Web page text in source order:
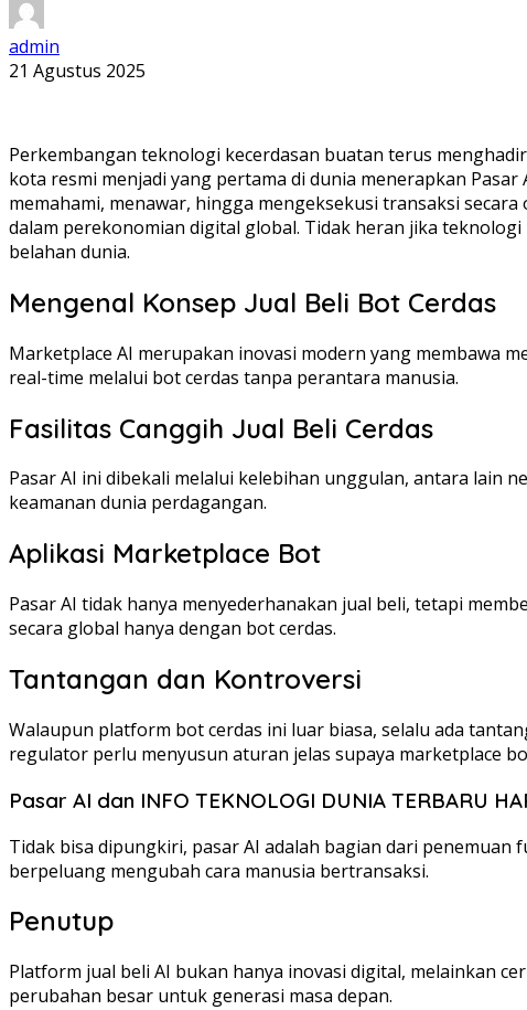
admin
21 Agustus 2025
Perkembangan teknologi kecerdasan buatan terus
kota resmi menjadi yang pertama di dunia menerapkan
memahami, menawar, hingga mengeksekusi transaksi
dalam perekonomian digital global. Tidak heran jika teknologi
belahan dunia.
Mengenal Konsep Jual Beli Bot Cerdas
Marketplace AI merupakan inovasi modern yang membawa
real-time melalui bot cerdas tanpa perantara manusia.
Fasilitas Canggih Jual Beli Cerdas
Pasar AI ini dibekali melalui kelebihan unggulan, antara lain
keamanan dunia perdagangan.
Aplikasi Marketplace Bot
Pasar AI tidak hanya menyederhanakan jual beli, tetapi
secara global hanya dengan bot cerdas.
Tantangan dan Kontroversi
Walaupun platform bot cerdas ini luar biasa, selalu ada
regulator perlu menyusun aturan jelas supaya marketplace
Pasar AI dan INFO TEKNOLOGI DUNIA TERBARU
Tidak bisa dipungkiri, pasar AI adalah bagian dari
berpeluang mengubah cara manusia bertransaksi.
Penutup
Platform jual beli AI bukan hanya inovasi digital, melainkan
perubahan besar untuk generasi masa depan.